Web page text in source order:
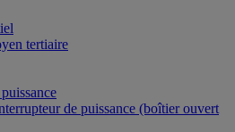
tertiaire
de puissance (boîtier ouvert